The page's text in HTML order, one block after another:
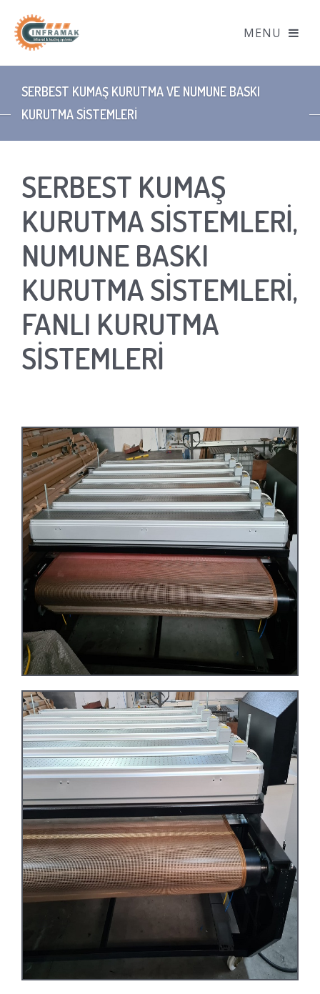
SERBEST KUMAŞ KURUTMA VE NUMUNE BASKI
KURUTMA SİSTEMLERİ
SERBEST KUMAŞ
KURUTMA SİSTEMLERİ,
NUMUNE BASKI
KURUTMA SİSTEMLERİ,
FANLI KURUTMA
SİSTEMLERİ